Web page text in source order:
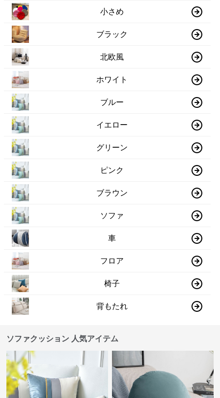
小さめ
ブラック
北欧風
ホワイト
ブルー
イエロー
グリーン
ピンク
ブラウン
ソファ
車
フロア
椅子
背もたれ
ソファクッション 人気アイテム